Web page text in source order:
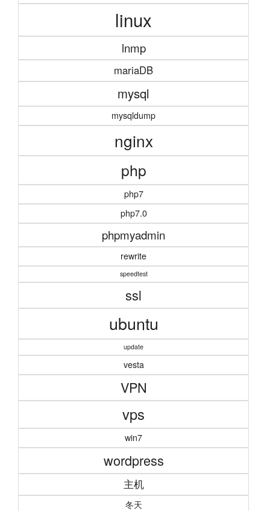
linux
lnmp
mariaDB
mysql
mysqldump
nginx
php
php7
php7.0
phpmyadmin
rewrite
speedtest
ssl
ubuntu
update
vesta
VPN
vps
win7
wordpress
主机
冬天